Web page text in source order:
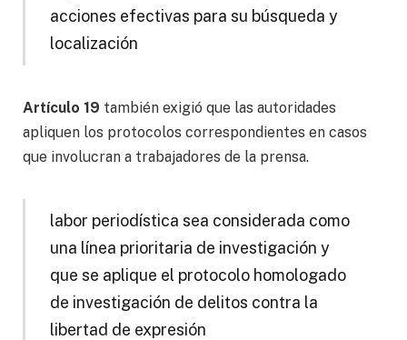
acciones efectivas para su búsqueda y
localización
Artículo 19 también exigió que las autoridades
apliquen los protocolos correspondientes en casos
que involucran a trabajadores de la prensa.
labor periodística sea considerada como
una línea prioritaria de investigación y
que se aplique el protocolo homologado
de investigación de delitos contra la
libertad de expresión